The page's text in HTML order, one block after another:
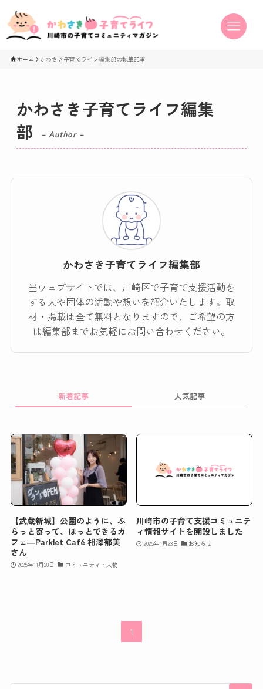
ホーム かわさき子育てライフ編集部の執筆記事
かわさき子育てライフ編集
部
– Author –
かわさき子育てライフ編集部
当ウェブサイトでは、川崎区で子育て支援活動を
する人や団体の活動や想いを紹介いたします。取
材・掲載は全て無料となりますので、ご希望の方
は編集部までお気軽にお問い合わせください。
新着記事 人気記事
【武蔵新城】公園のように、ふ
らっと寄って、ほっとできるカ
フェ―Parklet Café 相澤郁美
さん
2025年11月20日 コミュニティ・人物
川崎市の子育て支援コミュニテ
ィ情報サイトを開設しました
2025年1月23日 お知らせ
1